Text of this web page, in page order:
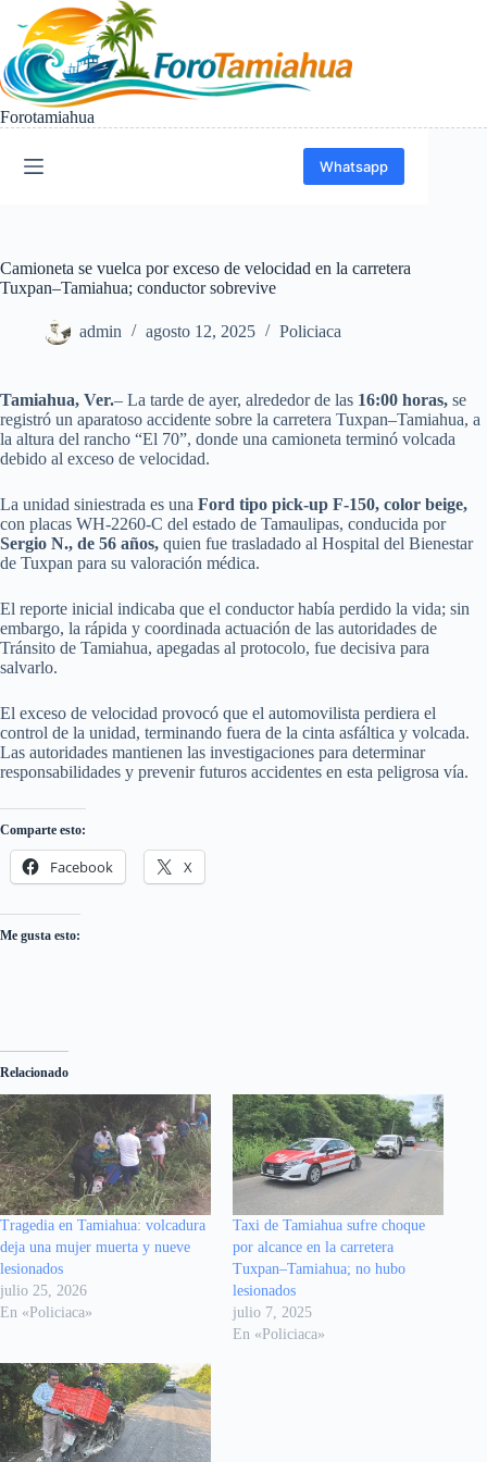
contenido
Forotamiahua
Whatsapp
Camioneta se vuelca por exceso de velocidad en la carretera
Tuxpan–Tamiahua; conductor sobrevive
admin agosto 12, 2025 Policiaca
Tamiahua, Ver.– La tarde de ayer, alrededor de las 16:00 horas, se
registró un aparatoso accidente sobre la carretera Tuxpan–Tamiahua, a
la altura del rancho “El 70”, donde una camioneta terminó volcada
debido al exceso de velocidad.
La unidad siniestrada es una Ford tipo pick-up F-150, color beige,
con placas WH-2260-C del estado de Tamaulipas, conducida por
Sergio N., de 56 años, quien fue trasladado al Hospital del Bienestar
de Tuxpan para su valoración médica.
El reporte inicial indicaba que el conductor había perdido la vida; sin
embargo, la rápida y coordinada actuación de las autoridades de
Tránsito de Tamiahua, apegadas al protocolo, fue decisiva para
salvarlo.
El exceso de velocidad provocó que el automovilista perdiera el
control de la unidad, terminando fuera de la cinta asfáltica y volcada.
Las autoridades mantienen las investigaciones para determinar
responsabilidades y prevenir futuros accidentes en esta peligrosa vía.
Comparte esto:
Facebook X
Me gusta esto:
Relacionado
Tragedia en Tamiahua: volcadura
deja una mujer muerta y nueve
lesionados
julio 25, 2026
En «Policiaca»
Taxi de Tamiahua sufre choque
por alcance en la carretera
Tuxpan–Tamiahua; no hubo
lesionados
julio 7, 2025
En «Policiaca»